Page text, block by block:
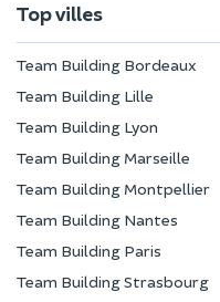
Top villes
Team Building Bordeaux
Team Building Lille
Team Building Lyon
Team Building Marseille
Team Building Montpellier
Team Building Nantes
Team Building Paris
Team Building Strasbourg